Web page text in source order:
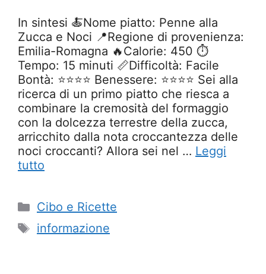
In sintesi 🍝Nome piatto: Penne alla
Zucca e Noci 📍Regione di provenienza:
Emilia-Romagna 🔥Calorie: 450 ⏱️
Tempo: 15 minuti 📏Difficoltà: Facile
Bontà: ⭐⭐⭐⭐ Benessere: ⭐⭐⭐⭐ Sei alla
ricerca di un primo piatto che riesca a
combinare la cremosità del formaggio
con la dolcezza terrestre della zucca,
arricchito dalla nota croccantezza delle
noci croccanti? Allora sei nel … Leggi
tutto
Categorie
Cibo e Ricette
Tag
informazione